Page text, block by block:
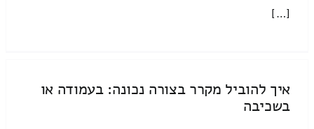
[…]
איך להוביל מקרר בצורה נכונה: בעמודה או
בשכיבה